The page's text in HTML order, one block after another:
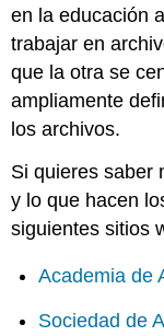
en la educación
trabajar en
que la otra se
ampliamente
los archivos.
Si quieres saber
y lo que hacen
siguientes sitios
Academia de
Sociedad de